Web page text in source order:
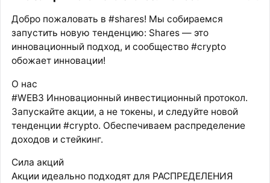
Добро пожаловать в #shares! Мы собираемся
запустить новую тенденцию: Shares — это
инновационный подход, и сообщество #crypto
обожает инновации!
О нас
#WEB3 Инновационный инвестиционный протокол.
Запускайте акции, а не токены, и следуйте новой
тенденции #crypto. Обеспечиваем распределение
доходов и стейкинг.
Сила акций
Акции идеально подходят для РАСПРЕДЕЛЕНИЯ